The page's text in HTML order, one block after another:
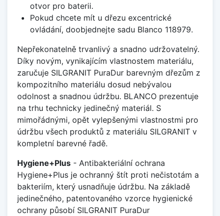
otvor pro baterii.
Pokud chcete mít u dřezu excentrické
ovládání, doobjednejte sadu Blanco 118979.
Nepřekonatelně trvanlivý a snadno udržovatelný.
Díky novým, vynikajícím vlastnostem materiálu,
zaručuje SILGRANIT PuraDur barevným dřezům z
kompozitního materiálu dosud nebývalou
odolnost a snadnou údržbu. BLANCO prezentuje
na trhu technicky jedinečný materiál. S
mimořádnými, opět vylepšenými vlastnostmi pro
údržbu všech produktů z materiálu SILGRANIT v
kompletní barevné řadě.
Hygiene+Plus - Antibakteriální ochrana
Hygiene+Plus je ochranný štít proti nečistotám a
bakteriím, který usnadňuje údržbu. Na základě
jedinečného, patentovaného vzorce hygienické
ochrany působí SILGRANIT PuraDur